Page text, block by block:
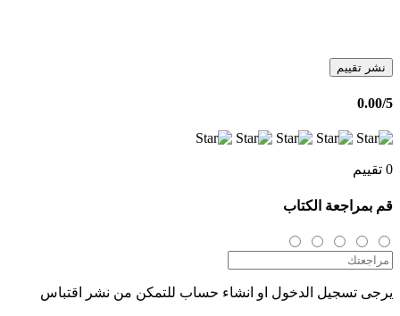
نشر تقييم
0.00/5
0 تقييم
قم بمراجعة الكتاب
يرجى تسجيل الدخول او انشاء حساب للتمكن من نشر اقتباس